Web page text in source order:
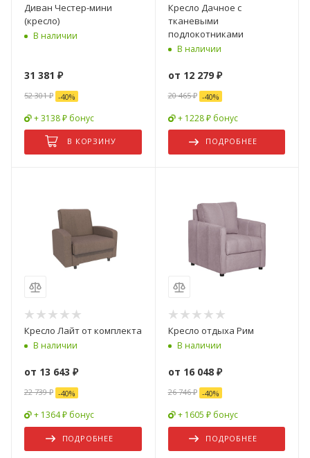
Диван Честер-мини
(кресло)
В наличии
31 381 ₽
52 301₽ -40%
+ 3138 ₽ бонус
В КОРЗИНУ
Кресло Дачное с
тканевыми
подлокотниками
В наличии
от 12 279 ₽
20 465 ₽ -40%
+ 1228 ₽ бонус
ПОДРОБНЕЕ
Кресло Лайт от комплекта
В наличии
от 13 643 ₽
22 739 ₽ -40%
+ 1364 ₽ бонус
ПОДРОБНЕЕ
Кресло отдыха Рим
В наличии
от 16 048 ₽
26 746 ₽ -40%
+ 1605 ₽ бонус
ПОДРОБНЕЕ